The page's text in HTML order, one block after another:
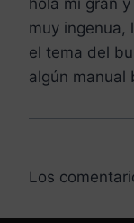
muy ingenua,
el tema del
algún manual
Los